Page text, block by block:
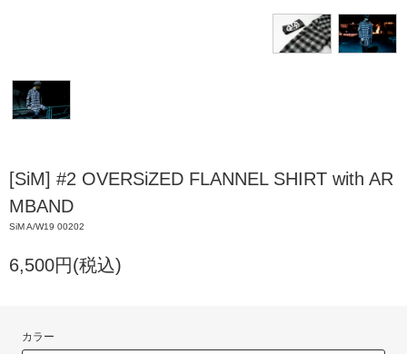
[SiM] #2 OVERSiZED FLANNEL SHIRT with AR
MBAND
SiM A/W19 00202
6,500円(税込)
カラー